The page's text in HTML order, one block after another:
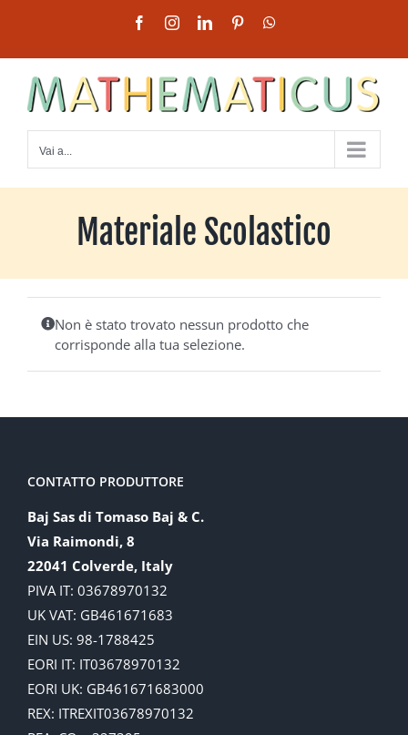
contenuto
FacebookInstagramLinkedInPinterest
Vai a...
Materiale Scolastico
Non è stato trovato nessun prodotto che
corrisponde alla tua selezione.
CONTATTO PRODUTTORE
Baj Sas di Tomaso Baj & C.
Via Raimondi, 8
22041 Colverde, Italy
PIVA IT: 03678970132
UK VAT: GB461671683
EIN US: 98-1788425
EORI IT: IT03678970132
EORI UK: GB461671683000
REX: ITREXIT03678970132